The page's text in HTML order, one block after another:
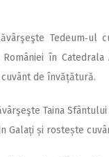
Tedeum‑ul
în Catedrala
de învățătură.
Taina
Galați și rostește